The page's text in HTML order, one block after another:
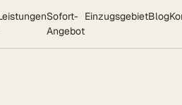
Sofort-
Angebot
EinzugsgebietBlog